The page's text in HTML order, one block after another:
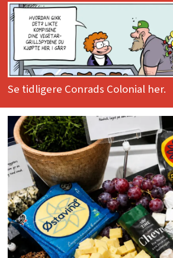
Se tidligere Conrads Colonial her.